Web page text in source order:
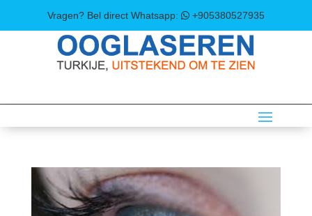
Vragen? Bel direct Whatsapp: +905380527935